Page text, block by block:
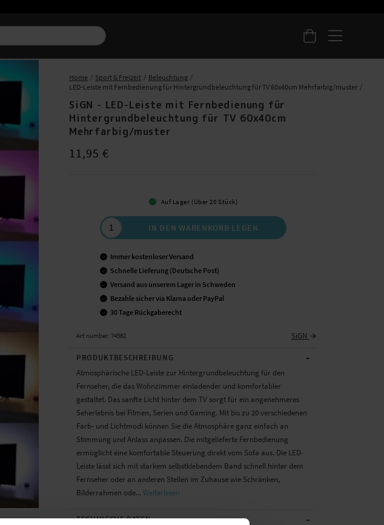
Home Sport & Freizeit
Beleuchtung
LED-Leiste mit Fernbedienung für Hintergrundbeleuchtung für TV 60x40cm Mehrfarbig/muster
SiGN - LED-Leiste mit Fernbedienung für
Hintergrundbeleuchtung für TV 60x40cm
Mehrfarbig/muster
Preis:11,95 €
11,95 €
Auf Lager (Über 20 Stück)
IN DEN WARENKORB LEGEN
Immer kostenloser Versand
Schnelle Lieferung (Deutsche Post)
Versand aus unserem Lager in Schweden
Bezahle sicher via Klarna oder PayPal
30 Tage Rückgaberecht
Art number: 74582 SiGN
PRODUKTBESCHREIBUNG -
Atmosphärische LED-Leiste zur Hintergrundbeleuchtung für den
Fernseher, die das Wohnzimmer einladender und komfortabler
gestaltet. Das sanfte Licht hinter dem TV sorgt für ein angenehmeres
Seherlebnis bei Filmen, Serien und Gaming. Mit bis zu 20 verschiedenen
Farb- und Lichtmodi können Sie die Atmosphäre ganz einfach an
Stimmung und Anlass anpassen. Die mitgelieferte Fernbedienung
ermöglicht eine komfortable Steuerung direkt vom Sofa aus. Die LED-
Leiste lässt sich mit starkem selbstklebendem Band schnell hinter dem
Fernseher oder an anderen Stellen im Zuhause wie Schränken,
Bilderrahmen ode... Weiterlesen
TECHNISCHE DATEN -